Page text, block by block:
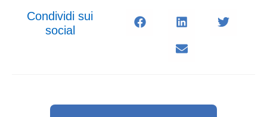
Condividi sui
social